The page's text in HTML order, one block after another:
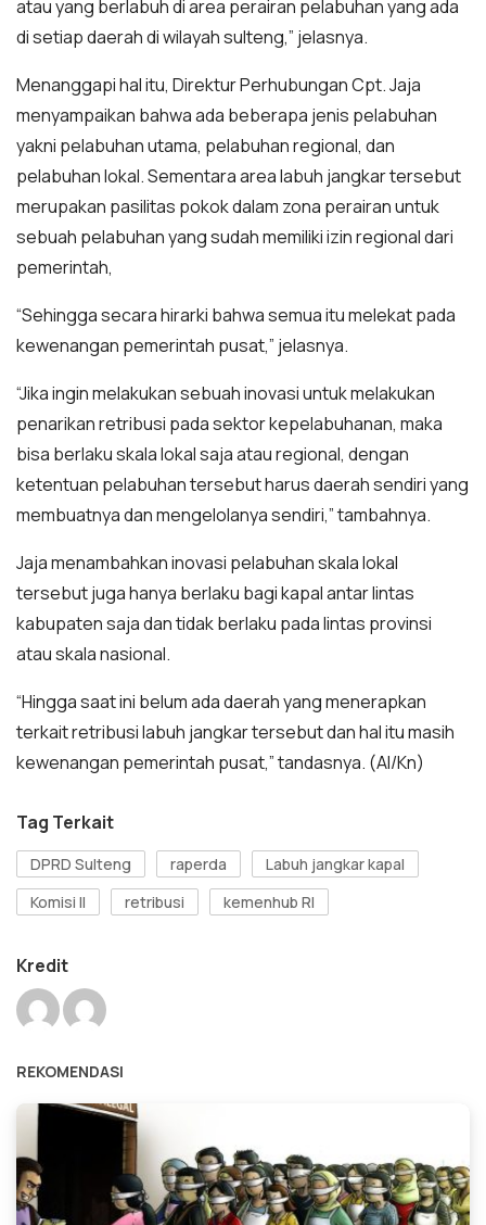
atau yang berlabuh di area perairan pelabuhan yang ada
di setiap daerah di wilayah sulteng,” jelasnya.
Menanggapi hal itu, Direktur Perhubungan Cpt. Jaja
menyampaikan bahwa ada beberapa jenis pelabuhan
yakni pelabuhan utama, pelabuhan regional, dan
pelabuhan lokal. Sementara area labuh jangkar tersebut
merupakan pasilitas pokok dalam zona perairan untuk
sebuah pelabuhan yang sudah memiliki izin regional dari
pemerintah,
“Sehingga secara hirarki bahwa semua itu melekat pada
kewenangan pemerintah pusat,” jelasnya.
“Jika ingin melakukan sebuah inovasi untuk melakukan
penarikan retribusi pada sektor kepelabuhanan, maka
bisa berlaku skala lokal saja atau regional, dengan
ketentuan pelabuhan tersebut harus daerah sendiri yang
membuatnya dan mengelolanya sendiri,” tambahnya.
Jaja menambahkan inovasi pelabuhan skala lokal
tersebut juga hanya berlaku bagi kapal antar lintas
kabupaten saja dan tidak berlaku pada lintas provinsi
atau skala nasional.
“Hingga saat ini belum ada daerah yang menerapkan
terkait retribusi labuh jangkar tersebut dan hal itu masih
kewenangan pemerintah pusat,” tandasnya. (Al/Kn)
Tag Terkait
DPRD Sulteng raperda
Labuh jangkar kapal
Komisi II
retribusi kemenhub RI
Kredit
REKOMENDASI